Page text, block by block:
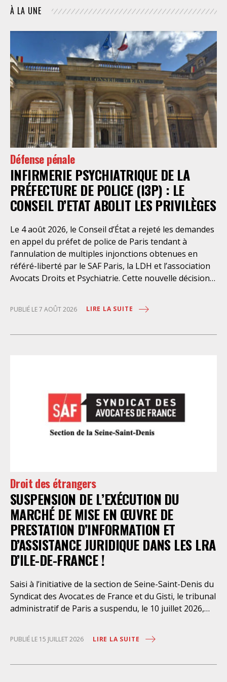
À LA UNE
Défense pénale
INFIRMERIE PSYCHIATRIQUE DE LA
PRÉFECTURE DE POLICE (I3P) : LE
CONSEIL D’ETAT ABOLIT LES PRIVILÈGES
Le 4 août 2026, le Conseil d’État a rejeté les demandes
en appel du préfet de police de Paris tendant à
l’annulation de multiples injonctions obtenues en
référé-liberté par le SAF Paris, la LDH et l’association
Avocats Droits et Psychiatrie. Cette nouvelle décision
personnes retenues à l’infirmerie psychiatrique de la
préfecture de police de Paris. Près d’ici mais loin des
en évidence des violations graves des droits les plus
élémentaires. Saisi par le SAF Paris et la LDH, avec
l’intervention volontaire de l’association Avocats
Droits et Psychiatrie, le tribunal administratif de Paris
Paris en avait interjeté appel. Par ordonnance du 4
août dernier, le Conseil d’Etat a aboli les privilèges
dont l’infirmerie psychiatrique de la préfecture de
police a depuis trop longtemps
PUBLIÉ LE 7 AOÛT 2026 LIRE LA SUITE
Droit des étrangers
SUSPENSION DE L’EXÉCUTION DU
MARCHÉ DE MISE EN ŒUVRE DE
PRESTATION D’INFORMATION ET
D’ASSISTANCE JURIDIQUE DANS LES LRA
D’ILE-DE-FRANCE !
Saisi à l’initiative de la section de Seine-Saint-Denis du
Syndicat des Avocat.es de France et du Gisti, le tribunal
administratif de Paris a suspendu, le 10 juillet 2026,
œuvre de prestations d’information et d’assistance
juridique des étrangers maintenus dans les locaux de
PUBLIÉ LE 15 JUILLET 2026 LIRE LA SUITE